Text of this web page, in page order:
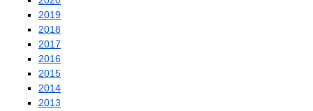
2019
2018
2017
2016
2015
2014
2013